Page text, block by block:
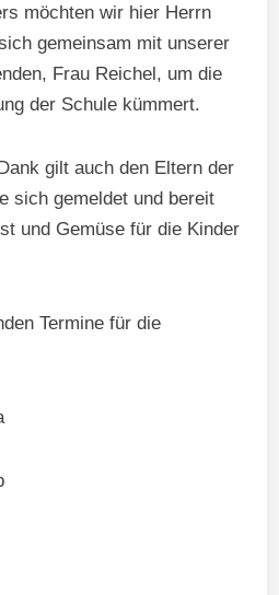
möchten wir hier Herrn
gemeinsam mit unserer
Frau Reichel, um die
der Schule kümmert.
gilt auch den Eltern der
sich gemeldet und bereit
und Gemüse für die Kinder
Termine für die